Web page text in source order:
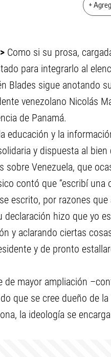
+
Como si su prosa,
para integrarlo al
Blades sigue anotando
venezolano Nicolás
de Panamá.
educación y la
y dispuesta al bien
sobre Venezuela, que
contó que “escribí
escrito, por razones
declaración hizo que yo
y aclarando ciertas
y de pronto
de mayor ampliación
que se cree dueño de
la ideología se